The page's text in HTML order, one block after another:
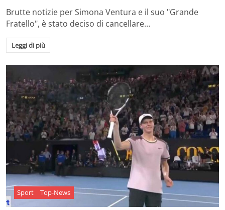
Brutte notizie per Simona Ventura e il suo "Grande
Fratello", è stato deciso di cancellare…
Leggi di più
Sport Top-News